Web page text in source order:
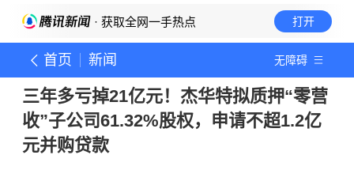
· 获取全网一手热点 打开
首页 新闻 无障碍
三年多亏掉21亿元！杰华特拟质押“零营
收”子公司61.32%股权，申请不超1.2亿
元并购贷款